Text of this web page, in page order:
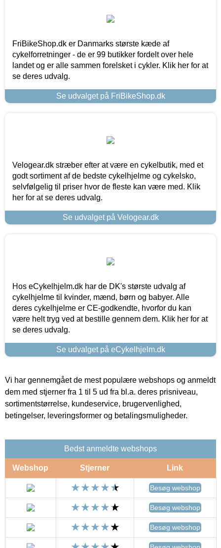
FriBikeShop.dk er Danmarks største kæde af
cykelforretninger - de er 99 butikker fordelt over hele
landet og er alle sammen forelsket i cykler. Klik her for at
se deres udvalg.
Se udvalget på FriBikeShop.dk
Velogear.dk stræber efter at være en cykelbutik, med et
godt sortiment af de bedste cykelhjelme og cykelsko,
selvfølgelig til priser hvor de fleste kan være med. Klik
her for at se deres udvalg.
Se udvalget på Velogear.dk
Hos eCykelhjelm.dk har de DK's største udvalg af
cykelhjelme til kvinder, mænd, børn og babyer. Alle
deres cykelhjelme er CE-godkendte, hvorfor du kan
være helt tryg ved at bestille gennem dem. Klik her for at
se deres udvalg.
Se udvalget på eCykelhjelm.dk
Vi har gennemgået de mest populære webshops og anmeldt
dem med stjerner fra 1 til 5 ud fra bl.a. deres prisniveau,
sortimentstørrelse, kundeservice, brugervenlighed,
betingelser, leveringsformer og betalingsmuligheder.
Bedst anmeldte webshops
Webshop Stjerner Link
Besøg webshop
Besøg webshop
Besøg webshop